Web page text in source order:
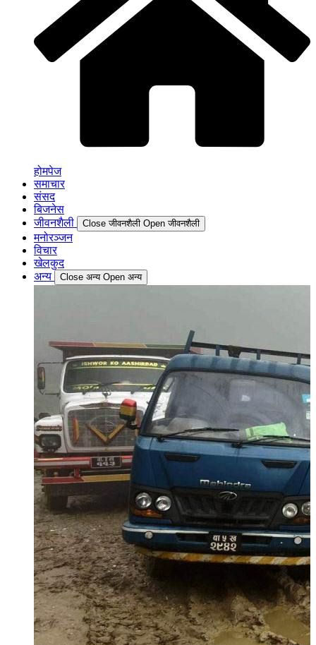
होमपेज
समाचार
संसद
बिजनेस
जीवनशैली
Close जीवनशैली Open जीवनशैली
मनोरञ्जन
विचार
खेलकुद
अन्य
Close अन्य Open अन्य